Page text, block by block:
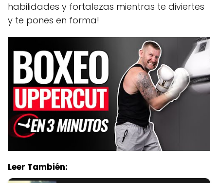
habilidades y fortalezas mientras te diviertes
y te pones en forma!
Leer También: